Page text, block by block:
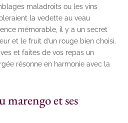
maladroits ou les vins
la vedette au veau
mémorable, il y a un secret
et le fruit d’un rouge bien choisi.
et faites de vos repas un
résonne en harmonie avec la
marengo et ses